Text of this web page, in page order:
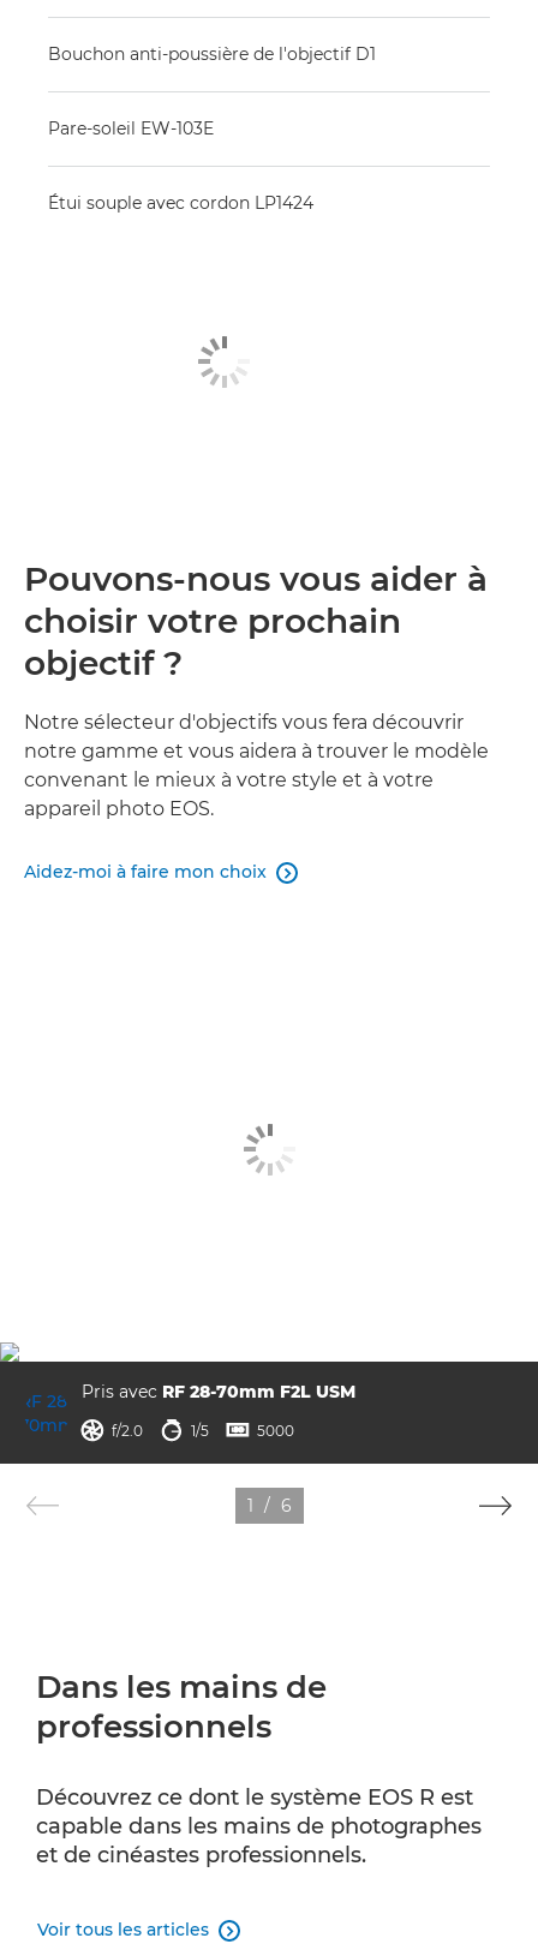
Bouchon anti-poussière de l'objectif D1
Pare-soleil EW-103E
Étui souple avec cordon LP1424
Pouvons-nous vous aider à
choisir votre prochain
objectif ?
Notre sélecteur d'objectifs vous fera découvrir
notre gamme et vous aidera à trouver le modèle
convenant le mieux à votre style et à votre
appareil photo EOS.
Aidez-moi à faire mon choix 
Pris avec RF 28-70mm F2L USM
ouverture
 f/2.0 vitesse d'obturation
 1/5 ISO
 5000
1 / 6
Dans les mains de
professionnels
Découvrez ce dont le système EOS R est
capable dans les mains de photographes
et de cinéastes professionnels.
Voir tous les articles 